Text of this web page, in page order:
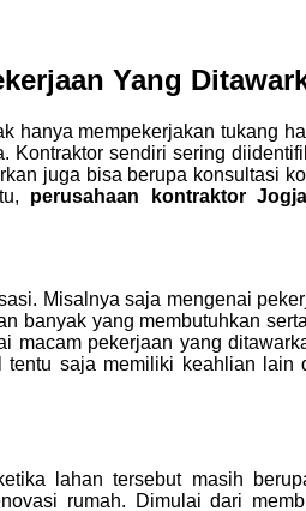
Yang
hanya mempekerjakan tukang
sendiri sering
juga bisa berupa konsultasi
perusahaan kontraktor
Misalnya saja mengenai
banyak yang membutuhkan
macam pekerjaan yang
tentu saja memiliki keahlian
lahan tersebut masih
rumah. Dimulai dari